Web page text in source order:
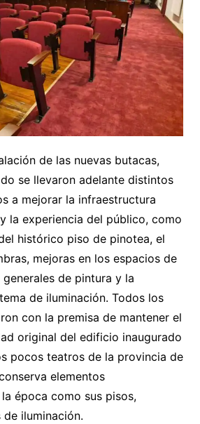
de las nuevas butacas,
se llevaron adelante distintos
a mejorar la infraestructura
la experiencia del público, como
histórico piso de pinotea, el
mejoras en los espacios de
de pintura y la
de iluminación. Todos los
con la premisa de mantener el
original del edificio inaugurado
pocos teatros de la provincia de
elementos
época como sus pisos,
de iluminación.